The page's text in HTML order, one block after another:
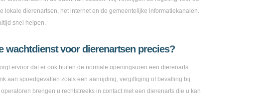
lokale dierenartsen, het internet en de gemeentelijke informatiekanalen.
snel helpen.
wachtdienst voor dierenartsen precies?
ervoor dat er ook buiten de normale openingsuren een dierenarts
aan spoedgevallen zoals een aanrijding, vergiftiging of bevalling bij
brengen u rechtstreeks in contact met een dierenarts die u kan